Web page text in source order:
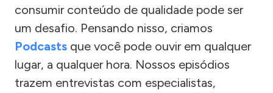
consumir conteúdo de qualidade pode ser
um desafio. Pensando nisso, criamos
Podcasts que você pode ouvir em qualquer
lugar, a qualquer hora. Nossos episódios
trazem entrevistas com especialistas,